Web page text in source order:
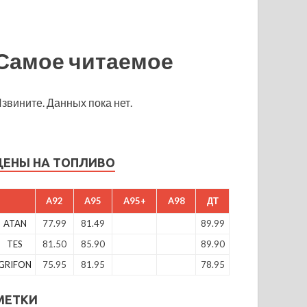
читаемое
Данных пока нет.
НА ТОПЛИВО
A92 A95 A95+ A98 ДТ
ATAN 77.99 81.49
89.99
TES
81.50 85.90
89.90
75.95 81.95 78.95